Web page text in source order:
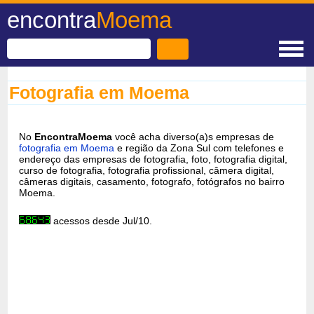
encontraMoema
Fotografia em Moema
No EncontraMoema você acha diverso(a)s empresas de
fotografia em Moema e região da Zona Sul com telefones e
endereço das empresas de fotografia, foto, fotografia digital,
curso de fotografia, fotografia profissional, câmera digital,
câmeras digitais, casamento, fotografo, fotógrafos no bairro
Moema.
acessos desde Jul/10.